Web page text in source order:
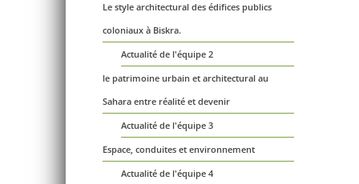
Le style architectural des édifices publics
coloniaux à Biskra.
Actualité de l'équipe 2
le patrimoine urbain et architectural au
Sahara entre réalité et devenir
Actualité de l'équipe 3
Espace, conduites et environnement
Actualité de l'équipe 4